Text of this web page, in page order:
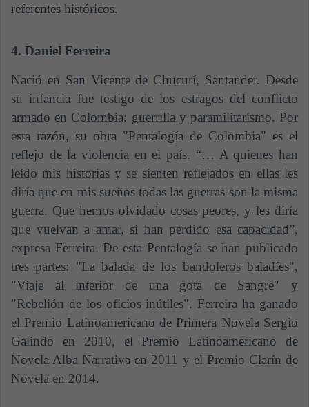
referentes históricos.
4. Daniel Ferreira
Nació en San Vicente de Chucurí, Santander. Desde
su infancia fue testigo de los estragos del conflicto
armado en Colombia: guerrilla y paramilitarismo. Por
esta razón, su obra "Pentalogía de Colombia" es el
reflejo de la violencia en el país. “… A quienes han
leído mis historias y se sienten reflejados en ellas les
diría que en mis sueños todas las guerras son la misma
guerra. Que hemos olvidado cosas peores, y les diría
que vuelvan a amar, si han perdido esa capacidad”,
expresa Ferreira. De esta Pentalogía se han publicado
tres partes: "La balada de los bandoleros baladíes",
"Viaje al interior de una gota de Sangre" y
"Rebelión de los oficios inútiles". Ferreira ha ganado
el Premio Latinoamericano de Primera Novela Sergio
Galindo en 2010, el Premio Latinoamericano de
Novela Alba Narrativa en 2011 y el Premio Clarín de
Novela en 2014.